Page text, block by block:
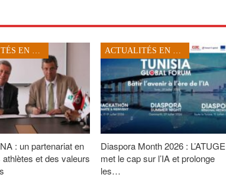
: un partenariat en
et des valeurs
Diaspora Month 2026 : L’ATUGE
met le cap sur l’IA et prolonge
les…